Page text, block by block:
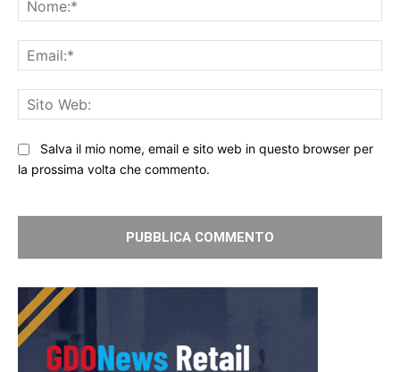
Salva il mio nome, email e sito web in questo browser per
la prossima volta che commento.